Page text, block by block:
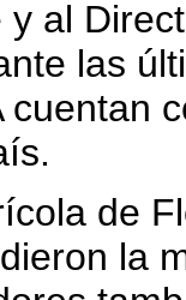
y al
las
de
la